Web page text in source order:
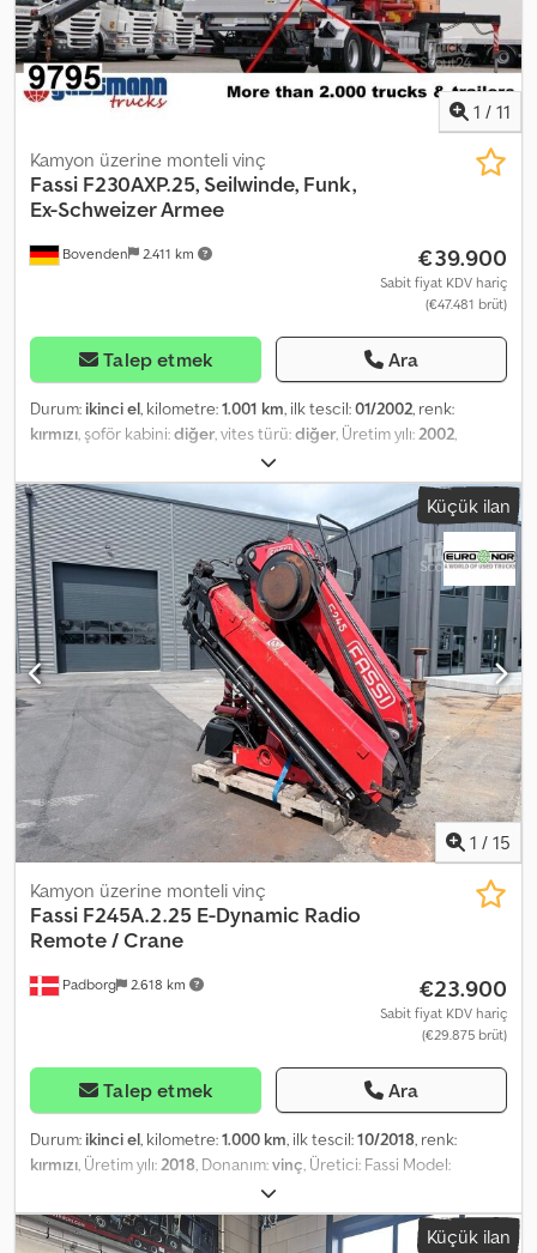
endüstriyel tasarım * Hassas kaldırma işlemleri için ideal * ...ile
mükemmel kombinasyon
1 / 11
Bovenden 2.411 km
Kamyon üzerine monteli vinç
Fassi F230AXP.25, Seilwinde, Funk,
Ex-Schweizer Armee
€39.900
Sabit fiyat KDV hariç
(€47.481 brüt)
Talep etmek Ara
Durum: ikinci el, kilometre:1.001 km, ilk tescil:01/2002, renk:
kırmızı, şoför kabini:diğer, vites türü:diğer, Üretim yılı:2002,
kablo vinçi, merkezi kilitleme, vinç
Bovenden, crane mounted behind the cab, emergency stop,
foldable, 2-point hydraulic outrigger support, radio remote
control, 5x hydraulic extensions, cable winch Dcedslp Rpfopfx Ac
Iok Superstructure: Fassi F230AXP.25 with cable winch & remote
control, ex-Swiss Army! Hardly used! Load chart: 2m - 9,100kg,
4.55m - 4,175kg, 6.35m - 2,830kg, 8.25m - 2,060kg, 10.30m - 1,570kg,
12.35m - 1,210kg, 14.35m - 1,000kg. ACCESSORY DETAILS WITHOUT
GUARANTEE, subject to change, prior sale and errors excepted!
Küçük ilan
1 / 15
Padborg 2.618 km
Kamyon üzerine monteli vinç
Fassi F245A.2.25 E-Dynamic Radio
Remote / Crane
€23.900
Sabit fiyat KDV hariç
(€29.875 brüt)
Talep etmek Ara
Durum: ikinci el, kilometre:1.000 km, ilk tescil:10/2018, renk:
kırmızı, Üretim yılı:2018, Donanım:vinç, Üretici: Fassi Model:
F245A.2.25 E-Dynamic Radyo Kumandalı Yıl: 2018 Durum: İyi Seri
Numarası: 2404-0300 Referans no: 8022 Tonmetre: 24 Uzaktan
kumanda: ? Hidrolik bom uzantısı: 5 (14,35 m 1225 kg) Dsdpfxjxtv Ihs
Küçük ilan